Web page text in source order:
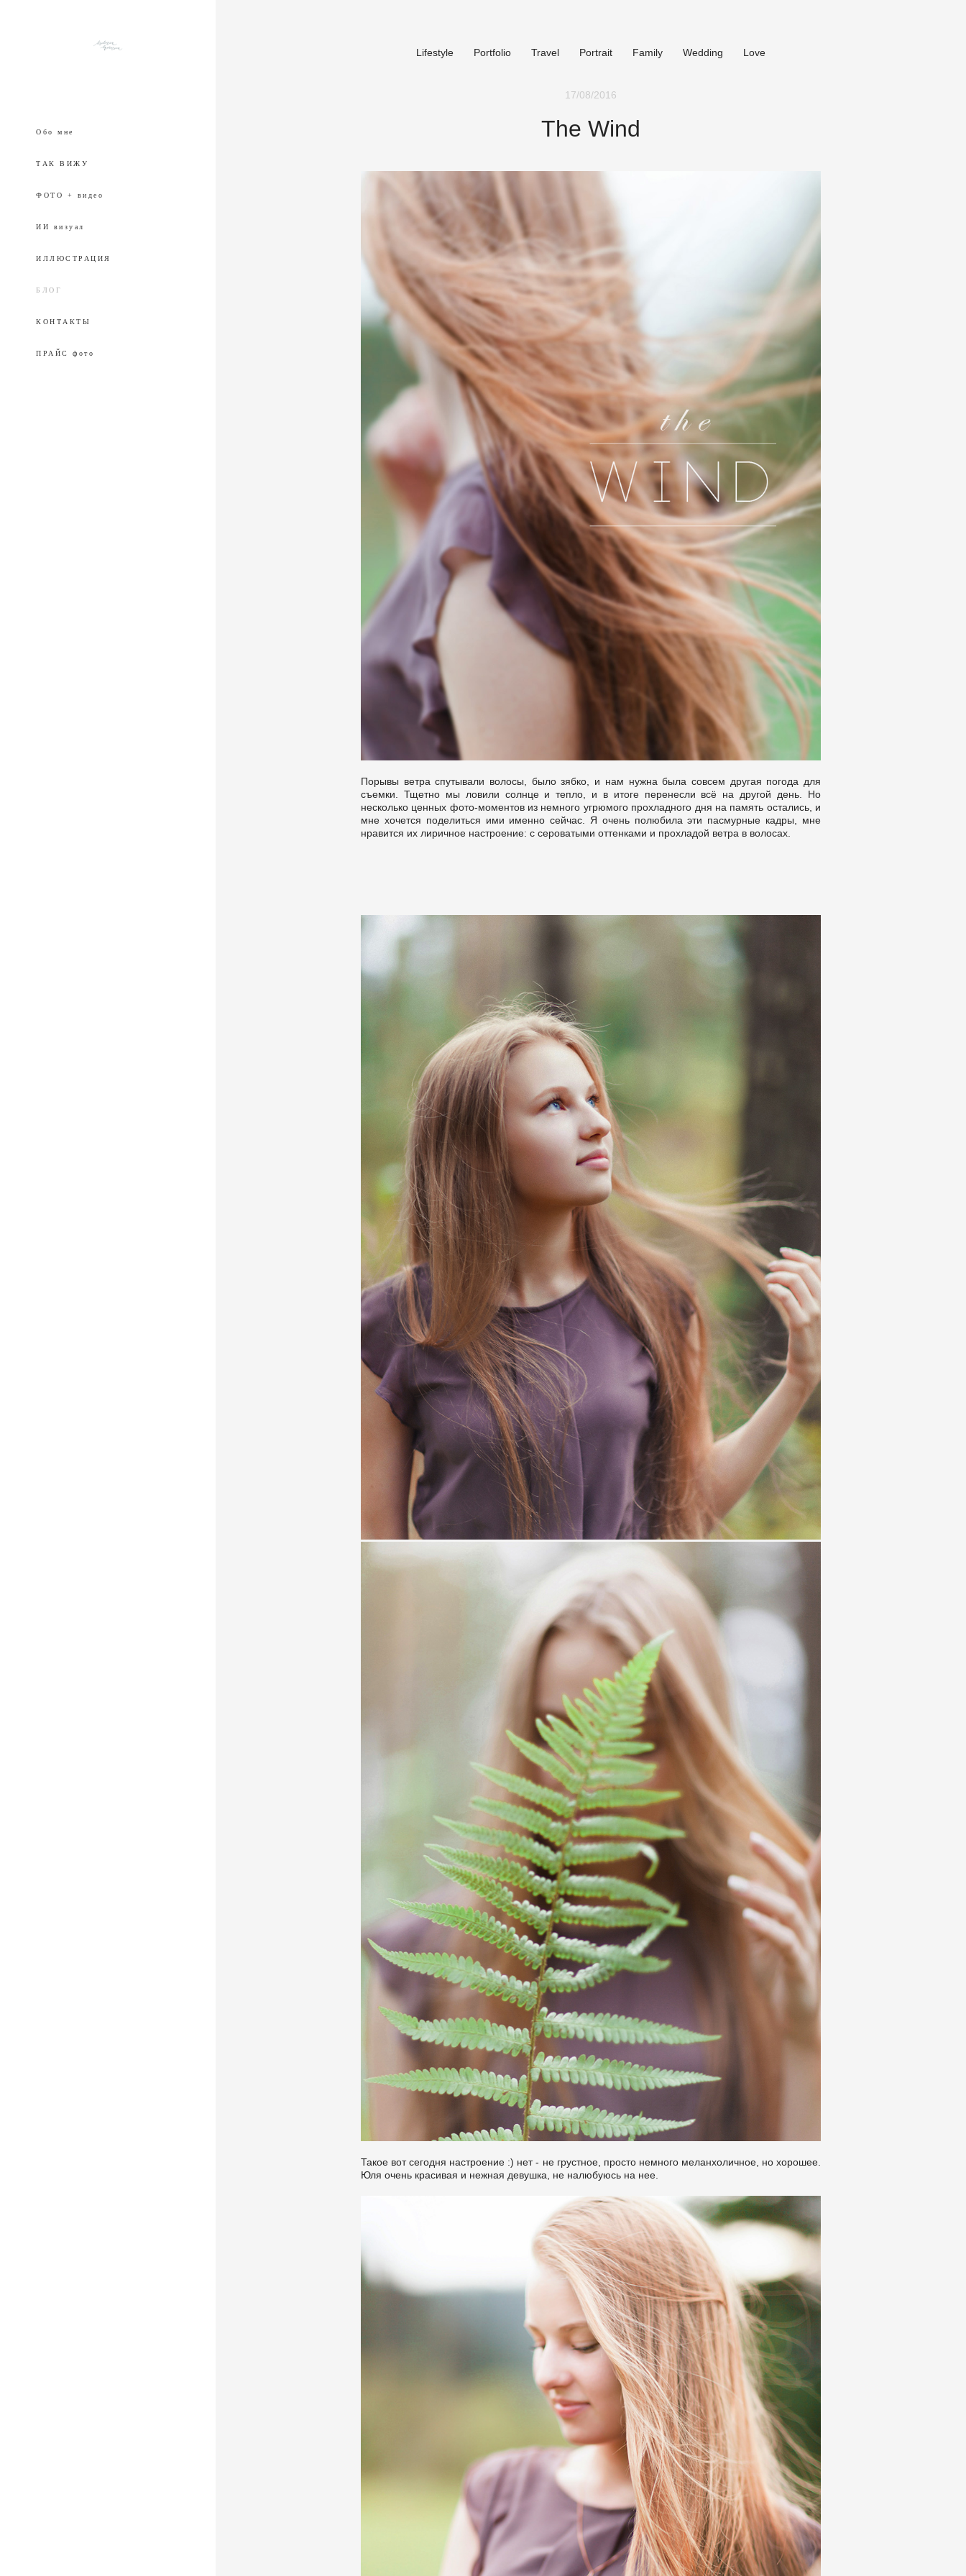
Обо мне
ТАК ВИЖУ
ФОТО + видео
ИИ визуал
ИЛЛЮСТРАЦИЯ
БЛОГ
КОНТАКТЫ
ПРАЙС фото
Lifestyle Portfolio Travel Portrait Family Wedding Love
17/08/2016
The Wind
Порывы ветра спутывали волосы, было зябко, и нам нужна была совсем другая погода для
съемки. Тщетно мы ловили солнце и тепло, и в итоге перенесли всё на другой день. Но
несколько ценных фото-моментов из немного угрюмого прохладного дня на память остались, и
мне хочется поделиться ими именно сейчас. Я очень полюбила эти пасмурные кадры, мне
нравится их лиричное настроение: с сероватыми оттенками и прохладой ветра в волосах.
​Такое вот сегодня настроение :) нет - не грустное, просто немного меланхоличное, но хорошее.
Юля очень красивая и нежная девушка, не налюбуюсь на нее.